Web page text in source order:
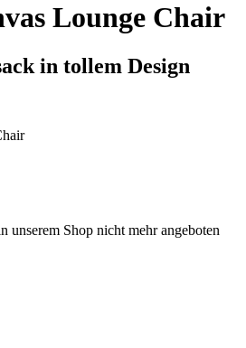
Lounge Chair
in tollem Design
unserem Shop nicht mehr angeboten